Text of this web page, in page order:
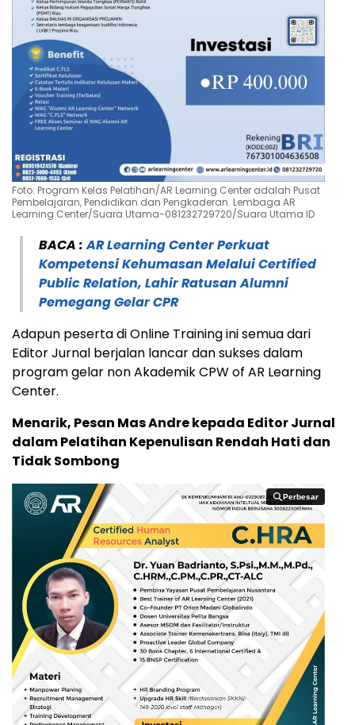
Foto: Program Kelas Pelatihan/AR Learning Center adalah Pusat
Pembelajaran, Pendidikan dan Pengkaderan. Lembaga AR
Learning Center/Suara Utama-081232729720/Suara Utama ID
BACA :AR Learning Center Perkuat
Kompetensi Kehumasan Melalui Certified
Public Relation, Lahir Ratusan Alumni
Pemegang Gelar CPR
Adapun peserta di Online Training ini semua dari
Editor Jurnal berjalan lancar dan sukses dalam
program gelar non Akademik CPW of AR Learning
Center.
Menarik, Pesan Mas Andre kepada Editor Jurnal
dalam Pelatihan Kepenulisan Rendah Hati dan
Tidak Sombong
Perbesar
Perbesar